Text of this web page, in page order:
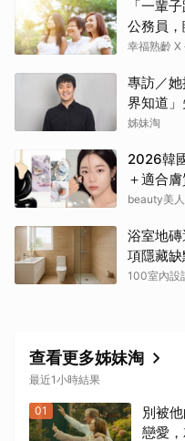
「一輩
公務員
欣賞就夠
幸福熟齡 X
專訪／
界知道
住證據，
姊妹淘
2026韓
＋適合
買
beauty美
浴室地
項隱藏
100室內設
查看更多姊妹淘
最近1小時結果
01
別被
戀愛